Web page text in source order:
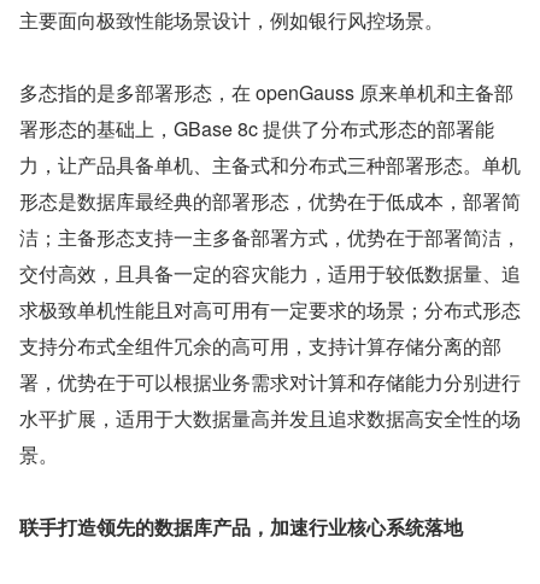
主要面向极致性能场景设计，例如银行风控场景。
多态指的是多部署形态，在 openGauss 原来单机和主备部
署形态的基础上，GBase 8c 提供了分布式形态的部署能
力，让产品具备单机、主备式和分布式三种部署形态。单机
形态是数据库最经典的部署形态，优势在于低成本，部署简
洁；主备形态支持一主多备部署方式，优势在于部署简洁，
交付高效，且具备一定的容灾能力，适用于较低数据量、追
求极致单机性能且对高可用有一定要求的场景；分布式形态
支持分布式全组件冗余的高可用，支持计算存储分离的部
署，优势在于可以根据业务需求对计算和存储能力分别进行
水平扩展，适用于大数据量高并发且追求数据高安全性的场
景。
联手打造领先的数据库产品，加速行业核心系统落地